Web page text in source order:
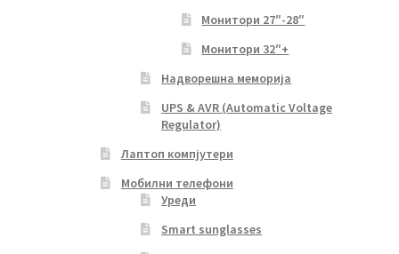
Монитори 27″-28″
Монитори 32″+
Надворешна меморија
UPS & AVR (Automatic Voltage
Regulator)
Лаптоп компјутери
Мобилни телефони
Уреди
Smart sunglasses